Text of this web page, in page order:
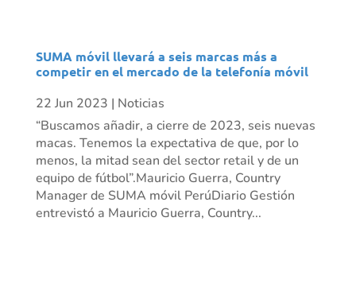
SUMA móvil llevará a seis marcas más a
competir en el mercado de la telefonía móvil
22 Jun 2023 | Noticias
“Buscamos añadir, a cierre de 2023, seis nuevas
macas. Tenemos la expectativa de que, por lo
menos, la mitad sean del sector retail y de un
equipo de fútbol”.Mauricio Guerra, Country
Manager de SUMA móvil PerúDiario Gestión
entrevistó a Mauricio Guerra, Country...